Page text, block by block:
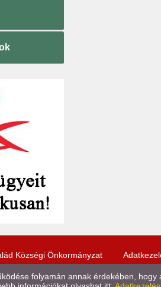
Községi Önkormányzat
folyamán annak érdekében,